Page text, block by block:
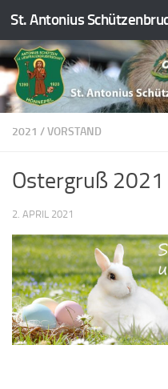
Zum Inhalt springen
2021 /VORSTAND
Ostergruß 2021
2. APRIL 2021